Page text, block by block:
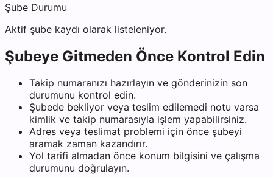
Şube Durumu
Aktif şube kaydı olarak listeleniyor.
Şubeye Gitmeden Önce Kontrol Edin
Takip numaranızı hazırlayın ve gönderinizin son
durumunu kontrol edin.
Şubede bekliyor veya teslim edilemedi notu varsa
kimlik ve takip numarasıyla işlem yapabilirsiniz.
Adres veya teslimat problemi için önce şubeyi
aramak zaman kazandırır.
Yol tarifi almadan önce konum bilgisini ve çalışma
durumunu doğrulayın.